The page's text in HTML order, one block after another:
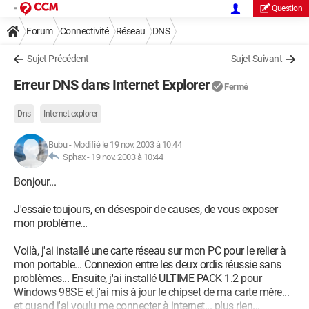
Question
Forum Connectivité Réseau DNS
Sujet Précédent Sujet Suivant
Erreur DNS dans Internet Explorer Fermé
Dns Internet explorer
Bubu- Modifié le 19 nov. 2003 à 10:44
Sphax - 19 nov. 2003 à 10:44
Bonjour...
J'essaie toujours, en désespoir de causes, de vous exposer
mon problème...
Voilà, j'ai installé une carte réseau sur mon PC pour le relier à
mon portable... Connexion entre les deux ordis réussie sans
problèmes... Ensuite, j'ai installé ULTIME PACK 1.2 pour
Windows 98SE et j'ai mis à jour le chipset de ma carte mère...
et quand j'ai voulu me connecter à internet... plus rien...